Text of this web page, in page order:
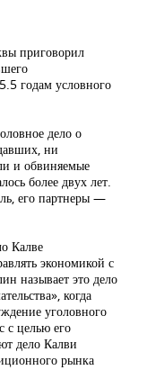
приговорил
годам условного
дело о
ни
и обвиняемые
более двух лет.
его партнеры —
Калве
экономикой с
называет это дело
когда
уголовного
с целью его
дело Калви
рынка